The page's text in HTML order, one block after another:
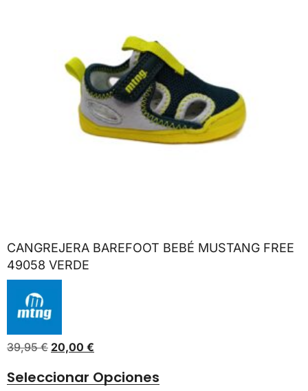
CANGREJERA BAREFOOT BEBÉ MUSTANG FREE
49058 VERDE
39,95€ 20,00 €
Seleccionar Opciones